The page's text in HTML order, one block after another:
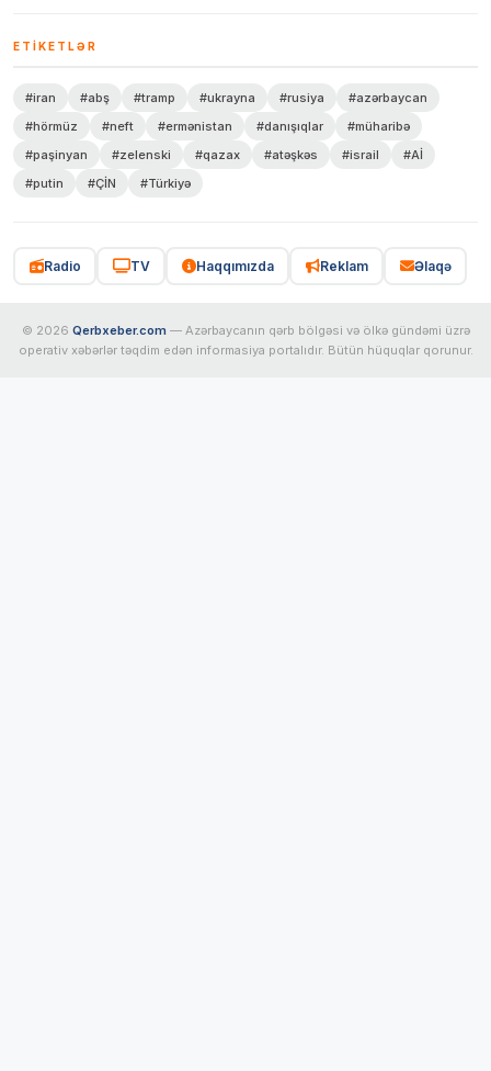
ETIKETLƏR
#iran #abş #tramp #ukrayna #rusiya
#azərbaycan
#hörmüz
#neft #ermənistan #danışıqlar
#müharibə
#paşinyan
#zelenski #qazax #atəşkəs #israil
#Aİ
#putin
#ÇİN #Türkiyə
Radio TV Haqqımızda Reklam Əlaqə
© 2026 Qerbxeber.com — Azərbaycanın qərb bölgəsi və ölkə gündəmi üzrə
operativ xəbərlər təqdim edən informasiya portalıdır. Bütün hüquqlar qorunur.